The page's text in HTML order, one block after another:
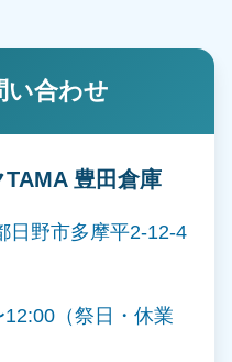
い合わせ
豊田倉庫
日野市多摩平2-12-4
12:00（祭日・休業